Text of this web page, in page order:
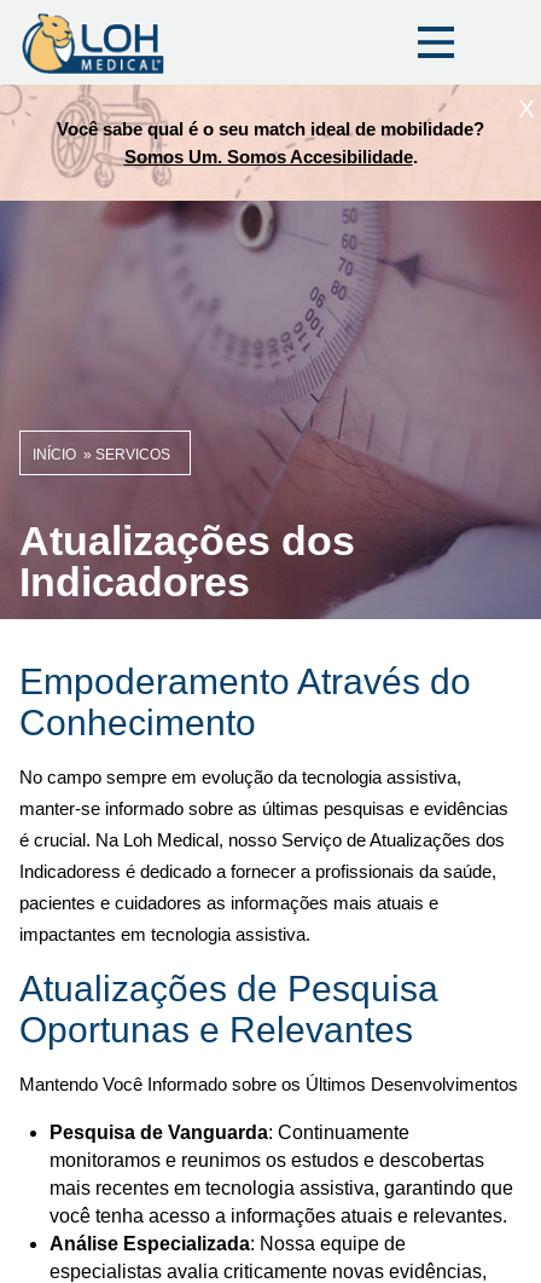
Você sabe qual é o seu match ideal de mobilidade?
Somos Um. Somos Accesibilidade.
X
Empoderamento Através do
Conhecimento
No campo sempre em evolução da tecnologia assistiva,
manter-se informado sobre as últimas pesquisas e evidências
é crucial. Na Loh Medical, nosso Serviço de Atualizações dos
Indicadoress é dedicado a fornecer a profissionais da saúde,
pacientes e cuidadores as informações mais atuais e
impactantes em tecnologia assistiva.
Atualizações de Pesquisa
Oportunas e Relevantes
Mantendo Você Informado sobre os Últimos Desenvolvimentos
Pesquisa de Vanguarda: Continuamente
monitoramos e reunimos os estudos e descobertas
mais recentes em tecnologia assistiva, garantindo que
você tenha acesso a informações atuais e relevantes.
Análise Especializada: Nossa equipe de
especialistas avalia criticamente novas evidências,
Trilha
de
navegação
INÍCIO SERVICOS
Atualizações dos
Indicadores